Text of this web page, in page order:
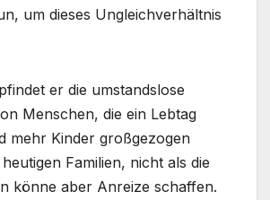
um dieses Ungleichverhältnis
er die umstandslose
Menschen, die ein Lebtag
mehr Kinder großgezogen
Familien, nicht als die
könne aber Anreize schaffen.